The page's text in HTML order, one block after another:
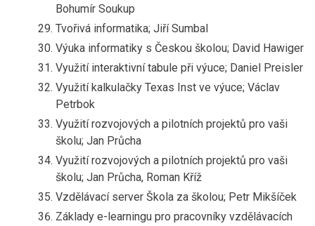
Bohumír Soukup
Tvořivá informatika; Jiří Sumbal
Výuka informatiky s Českou školou; David Hawiger
Využití interaktivní tabule při výuce; Daniel Preisler
Využití kalkulačky Texas Inst ve výuce; Václav
Petrbok
Využití rozvojových a pilotních projektů pro vaši
školu; Jan Průcha
Využití rozvojových a pilotních projektů pro vaši
školu; Jan Průcha, Roman Kříž
Vzdělávací server Škola za školou; Petr Mikšíček
Základy e-learningu pro pracovníky vzdělávacích